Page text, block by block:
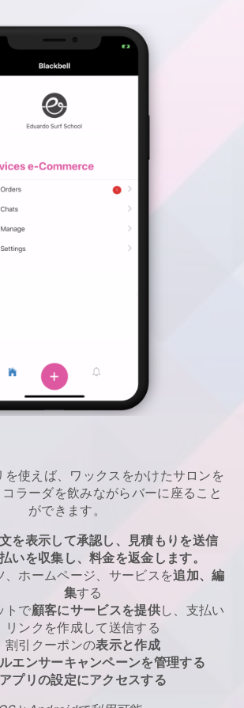
使えば、ワックスをかけたサロンを
ラーダを飲みながらバーに座ること
ができます。
を表示して承認し、見積もりを送信
いを収集し、料金を返金します。
、ホームページ、サービスを追加、編
集する
トで顧客にサービスを提供し、支払い
リンクを作成して送信する
割引クーポンの表示と作成
エンサーキャンペーンを管理する
アプリの設定にアクセスする